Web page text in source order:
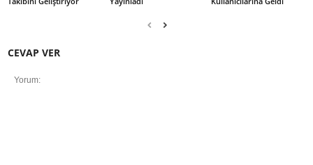
CEVAP VER